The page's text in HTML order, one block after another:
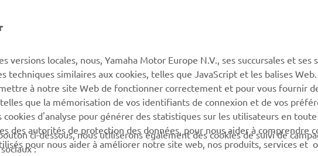
et
MyYamaha
Yamaha Music
Yamaha Racing (en)
Yamaha Motor Global (en)
Application mobiles
Service client
CGV de la boutique en
ligne
Catalogue de pièces
Trouvez le
versions locales, nous, Yamaha Motor Europe N.V., ses succursales et ses
techniques similaires aux cookies, telles que JavaScript et les balises
à notre site Web de fonctionner correctement et pour vous fournir
que la mémorisation de vos identifiants de connexion et de vos
d'analyse pour générer des statistiques sur les utilisateurs en toute
des autorités de protection des données, pour nous aider à comprendre
pour nous aider à améliorer notre site web, nos produits, services et
ci-dessous, nous utiliserons également des cookies de suivi de
: